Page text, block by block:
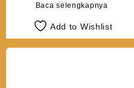
Baca selengkapnya
Add to Wishlist